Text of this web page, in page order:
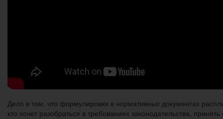
Дело в том, что формулировки в нормативных документах
кто хочет разобраться в требованиях законодательства,